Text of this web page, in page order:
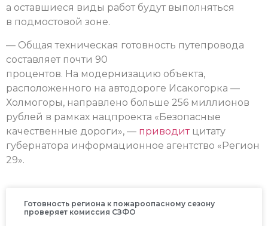
а оставшиеся виды работ будут выполняться
в подмостовой зоне.
— Общая техническая готовность путепровода
составляет почти 90
процентов. На модернизацию объекта,
расположенного на автодороге Исакогорка —
Холмогоры, направлено больше 256 миллионов
рублей в рамках нацпроекта «Безопасные
качественные дороги», — приводитцитату
губернатора информационное агентство «Регион
29».
Готовность региона к пожароопасному сезону
проверяет комиссия СЗФО